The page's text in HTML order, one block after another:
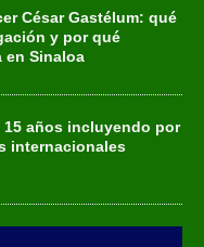
César Gastélum: qué
y por qué
en Sinaloa
15 años incluyendo por
internacionales